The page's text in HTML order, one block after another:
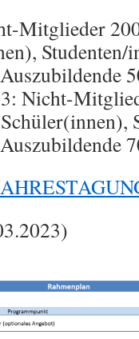
Mitglieder
Studenten/
Nicht-